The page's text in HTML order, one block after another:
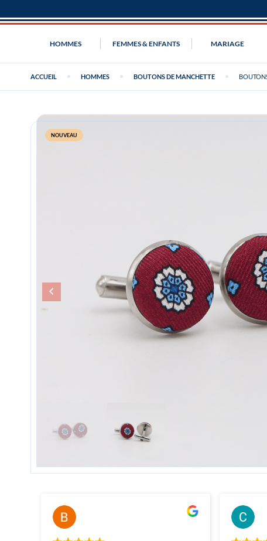
HOMMES FEMMES & ENFANTS MARIAGE
ACCUEIL HOMMES BOUTONS DE MANCHETTE
NOUVEAU
Bernard Thery